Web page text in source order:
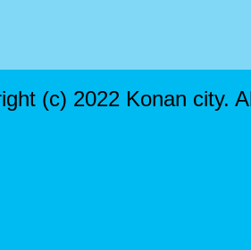
(c) 2022 Konan city.